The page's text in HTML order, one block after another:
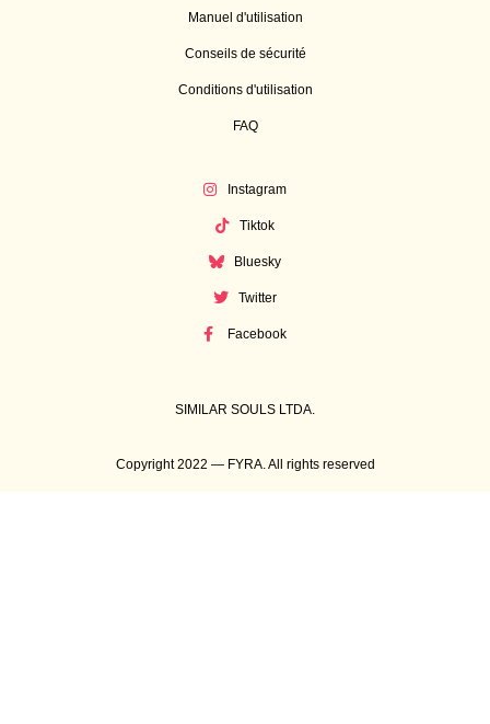
Manuel d'utilisation
Conseils de sécurité
Conditions d'utilisation
FAQ
Instagram
Tiktok
Bluesky
Twitter
Facebook
SIMILAR SOULS LTDA.
Copyright 2022 — FYRA. All rights reserved